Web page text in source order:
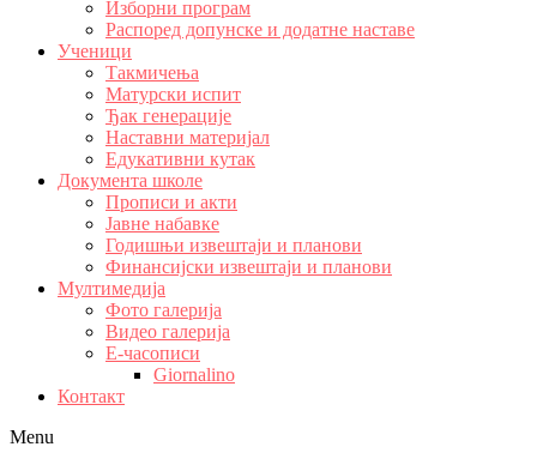
Изборни програм
Распоред допунске и додатне наставе
Ученици
Такмичења
Матурски испит
Ђак генерације
Наставни материјал
Едукативни кутак
Документа школе
Прописи и акти
Јавне набавке
Годишњи извештаји и планови
Финансијски извештаји и планови
Мултимедија
Фото галерија
Видео галерија
Е-часописи
Giornalino
Контакт
Menu